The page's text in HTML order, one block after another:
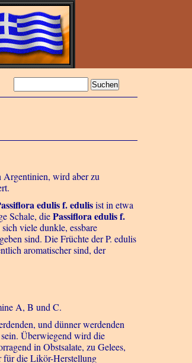
Argentinien, wird aber zu
edulis f. edulisist in etwa
Schale, diePassiflora edulis f.
viele dunkle, essbare
sind. Die Früchte der P. edulis
aromatischer sind, der
A, B und C.
und dünner werdenden
Überwiegend wird die
in Obstsalate, zu Gelees,
für die Likör-Herstellung